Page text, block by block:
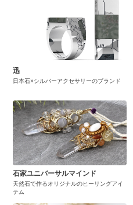
迅
日本石×シルバーアクセサリーのブランド
石家ユニバーサルマインド
天然石で作るオリジナルのヒーリングアイ
テム